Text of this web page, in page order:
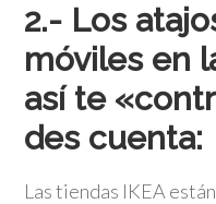
2.- Los
móviles en
así te
des cuenta:
Las tiendas IKEA